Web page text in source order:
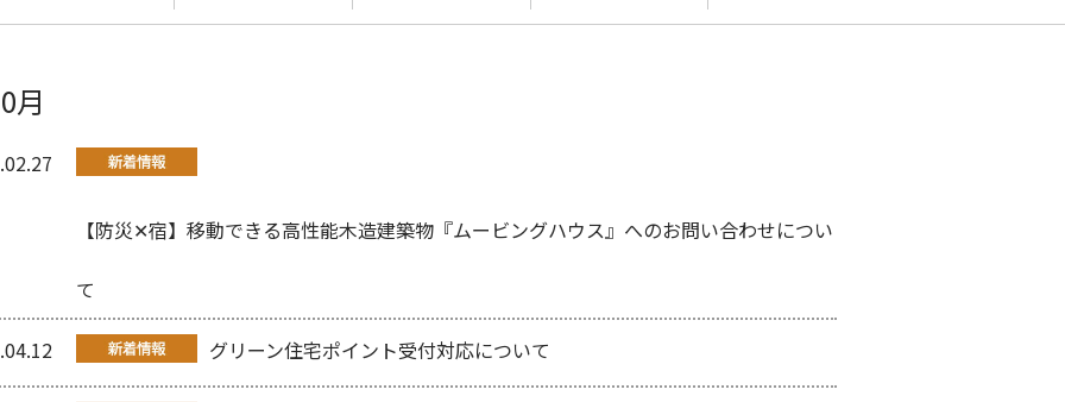
月
【防災✕宿】移動できる高性能木造建築物『ムービングハウス』へのお問い合わせについ
て
グリーン住宅ポイント受付対応について